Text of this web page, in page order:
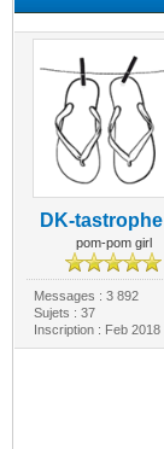
DK-tastrophe
pom-pom girl
Messages : 3 892
Sujets : 37
Inscription : Feb 2018